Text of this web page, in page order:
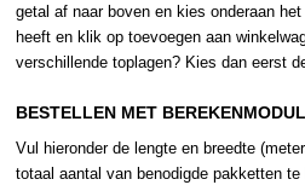
getal af naar boven en kies onderaan
heeft en klik op toevoegen aan
verschillende toplagen? Kies dan eerst
BESTELLEN MET
Vul hieronder de lengte en breedte
totaal aantal van benodigde pakketten